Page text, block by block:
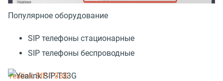
Популярное оборудование
SIP телефоны стационарные
SIP телефоны беспроводные
Yealink SIP-T33G